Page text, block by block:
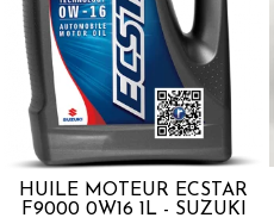
HUILE MOTEUR ECSTAR
F9000 0W16 1L - SUZUKI